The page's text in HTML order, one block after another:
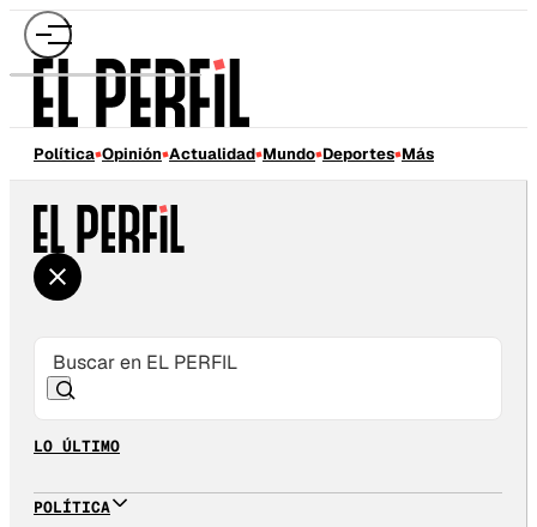
Política Opinión Actualidad Mundo Deportes Más
LO ÚLTIMO
POLÍTICA